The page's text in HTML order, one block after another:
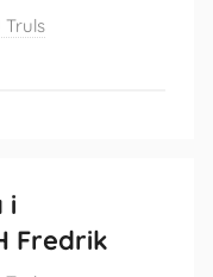
Truls
i
Fredrik